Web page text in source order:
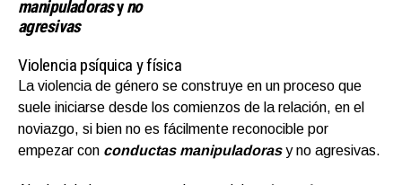
manipuladorasyno
agresivas
Violencia psíquica y física
La violencia de género se construye en un proceso que
suele iniciarse desde los comienzos de la relación, en el
noviazgo, si bien no es fácilmente reconocible por
empezar con conductas manipuladorasy no agresivas.